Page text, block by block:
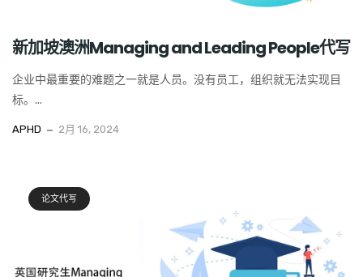
新加坡澳洲Managing and Leading People代写
企业中最重要的难题之一就是人员。没有员工，组织就无法实现目
标。...
APHD 2月 16, 2024
论文代写